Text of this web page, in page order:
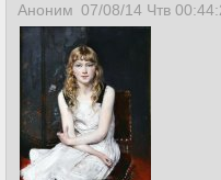
Аноним 07/08/14 Чтв